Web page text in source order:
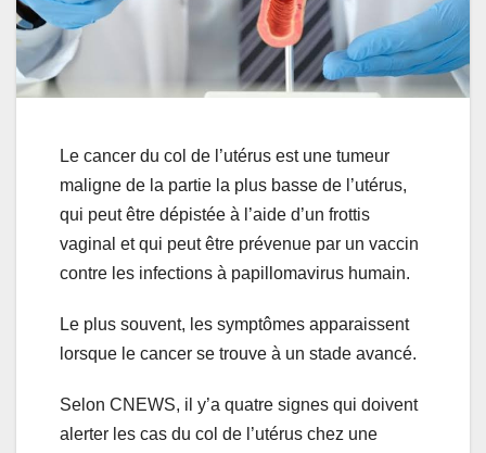
Le cancer du col de l’utérus est une tumeur
maligne de la partie la plus basse de l’utérus,
qui peut être dépistée à l’aide d’un frottis
vaginal et qui peut être prévenue par un vaccin
contre les infections à papillomavirus humain.
Le plus souvent, les symptômes apparaissent
lorsque le cancer se trouve à un stade avancé.
Selon CNEWS, il y’a quatre signes qui doivent
alerter les cas du col de l’utérus chez une